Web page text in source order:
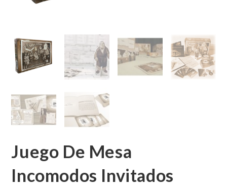
Juego De Mesa
Incomodos Invitados